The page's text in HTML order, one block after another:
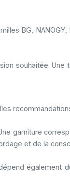
BG, NANOGY,
souhaitée. Une
garniture
et de la
également